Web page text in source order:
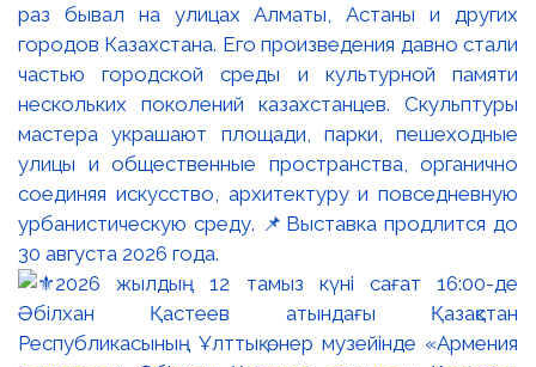
раз бывал на улицах Алматы, Астаны и других
городов Казахстана. Его произведения давно стали
частью городской среды и культурной памяти
нескольких поколений казахстанцев. Скульптуры
мастера украшают площади, парки, пешеходные
улицы и общественные пространства, органично
соединяя искусство, архитектуру и повседневную
урбанистическую среду. 📌Выставка продлится до
30 августа 2026 года.